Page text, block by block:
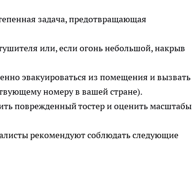
задача, предотвращающая
или, если огонь небольшой, накрыв
эвакуироваться из помещения и вызвать
номеру в вашей стране).
поврежденный тостер и оценить масштабы
рекомендуют соблюдать следующие